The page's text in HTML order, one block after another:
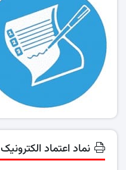
نماد اعتماد الکترونیک